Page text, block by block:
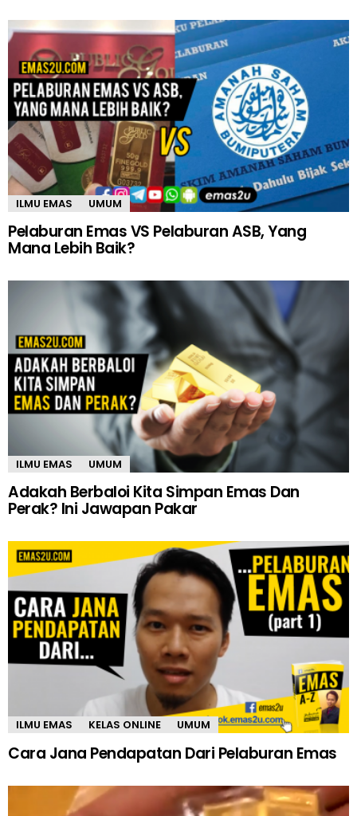
ILMU EMAS UMUM
Pelaburan Emas VS Pelaburan ASB, Yang
Mana Lebih Baik?
ILMU EMAS UMUM
Adakah Berbaloi Kita Simpan Emas Dan
Perak? Ini Jawapan Pakar
ILMU EMAS KELAS ONLINE UMUM
Cara Jana Pendapatan Dari Pelaburan Emas